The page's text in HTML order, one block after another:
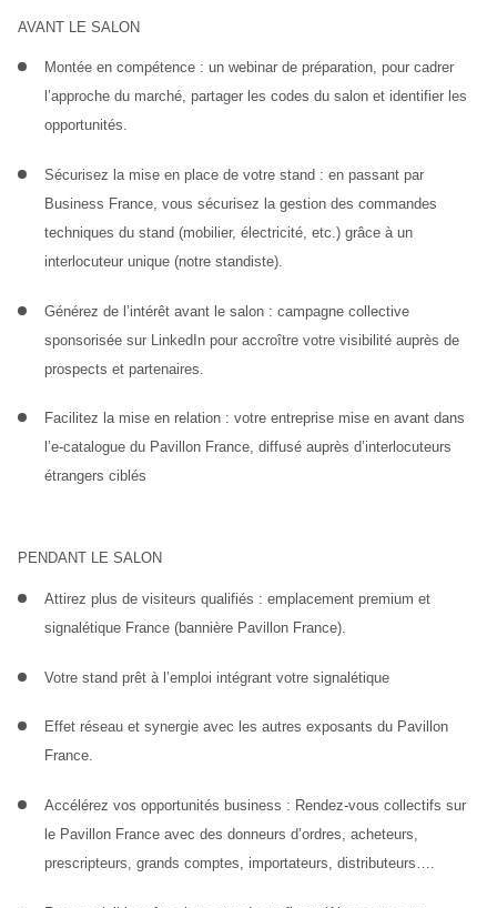
AVANT LE SALON
Montée en compétence : un webinar de préparation, pour cadrer
l’approche du marché, partager les codes du salon et identifier les
opportunités.
Sécurisez la mise en place de votre stand : en passant par
Business France, vous sécurisez la gestion des commandes
techniques du stand (mobilier, électricité, etc.) grâce à un
interlocuteur unique (notre standiste).
Générez de l’intérêt avant le salon : campagne collective
sponsorisée sur LinkedIn pour accroître votre visibilité auprès de
prospects et partenaires.
Facilitez la mise en relation : votre entreprise mise en avant dans
l’e-catalogue du Pavillon France, diffusé auprès d’interlocuteurs
étrangers ciblés
PENDANT LE SALON
Attirez plus de visiteurs qualifiés : emplacement premium et
signalétique France (bannière Pavillon France).
Votre stand prêt à l’emploi intégrant votre signalétique
Effet réseau et synergie avec les autres exposants du Pavillon
France.
Accélérez vos opportunités business : Rendez-vous collectifs sur
le Pavillon France avec des donneurs d’ordres, acheteurs,
prescripteurs, grands comptes, importateurs, distributeurs….